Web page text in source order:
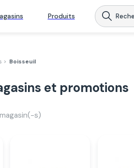
Produits
> Boisseuil
et promotions
magasin(-s)